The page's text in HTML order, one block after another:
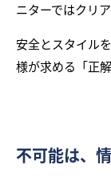
ニターではクリ
安全とスタイル
様が求める「正
不可能は、